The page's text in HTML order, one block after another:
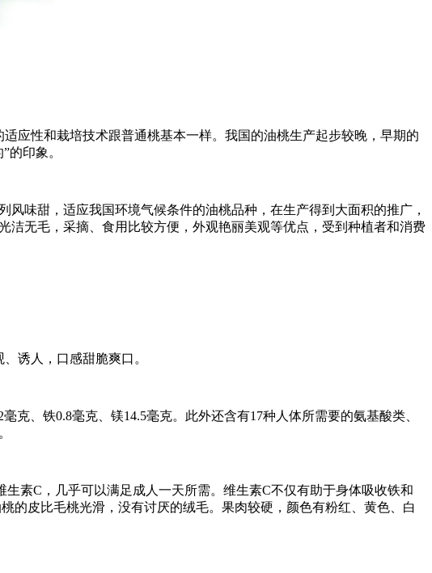
性和栽培技术跟普通桃基本一样。我国的油桃生产起步较晚，早期的
的印象。
味甜，适应我国环境气候条件的油桃品种，在生产得到大面积的推广，
无毛，采摘、食用比较方便，外观艳丽美观等优点，受到种植者和消费
诱人，口感甜脆爽口。
、铁0.8毫克、镁14.5毫克。此外还含有17种人体所需要的氨基酸类、
素C，几乎可以满足成人一天所需。维生素C不仅有助于身体吸收铁和
的皮比毛桃光滑，没有讨厌的绒毛。果肉较硬，颜色有粉红、黄色、白